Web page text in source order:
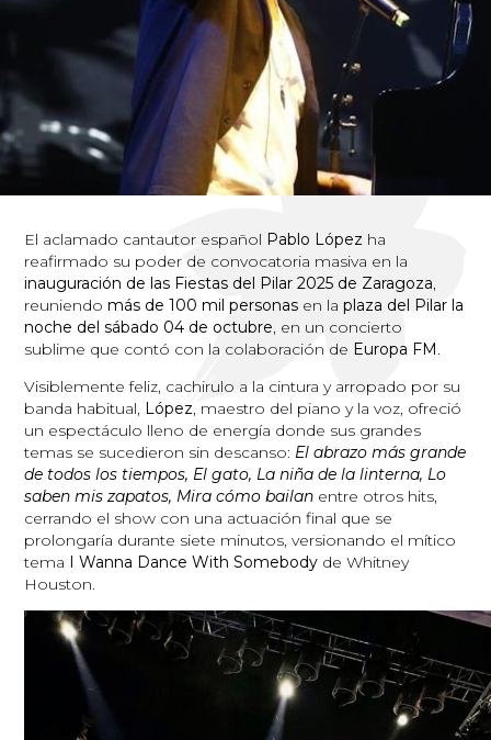
El aclamado cantautor español Pablo López ha
reafirmado su poder de convocatoria masiva en la
inauguración de las Fiestas del Pilar 2025 de Zaragoza
reuniendo más de 100 mil personas en la plaza del Pilar la
noche del sábado 04 de octubre , en un concierto
sublime que contó con la colaboración de Europa FM
Visiblemente feliz, cachirulo a la cintura y arropado por su
banda habitual, López , maestro del piano y la voz, ofreció
un espectáculo lleno de energía donde sus grandes
temas se sucedieron sin descanso: El abrazo más grande
de todos los tiempos, El gato, La niña de la linterna, Lo
saben mis zapatos, Mira cómo bailan entre otros hits,
cerrando el show con una actuación final que se
prolongaría durante siete minutos, versionando el mítico
tema I Wanna Dance With Somebody de Whitney
Houston.